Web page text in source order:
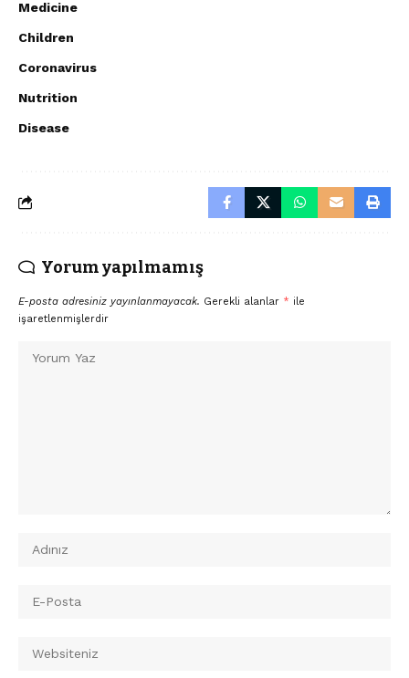
Medicine
Children
Coronavirus
Nutrition
Disease
Yorum yapılmamış
E-posta adresiniz yayınlanmayacak. Gerekli alanlar * ile
işaretlenmişlerdir